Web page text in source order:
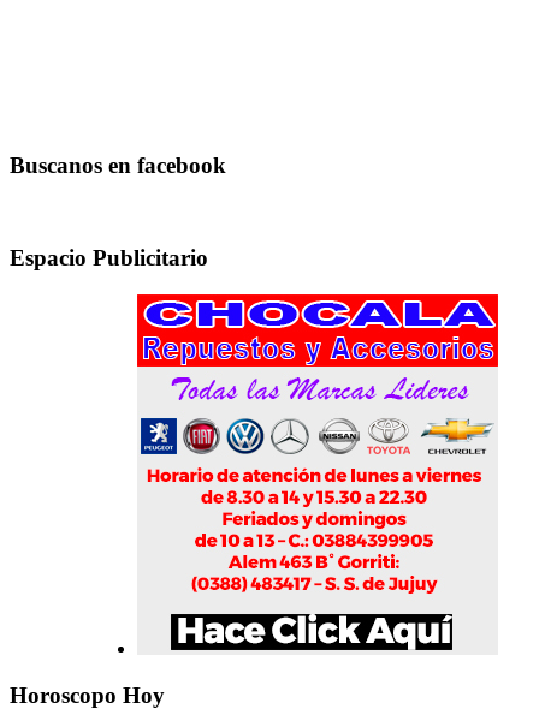
Buscanos en facebook
Espacio Publicitario
Horoscopo Hoy